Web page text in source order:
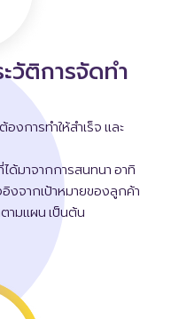
วัติการจัดทำ
งการทำให้สำเร็จ และ
ด้มาจากการสนทนา อาทิ
อิงจากเป้าหมายของลูกค้า
ามแผน เป็นต้น